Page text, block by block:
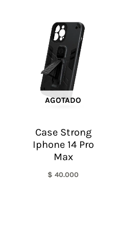
AGOTADO
Case Strong
Iphone 14 Pro
Max
$ 40.000